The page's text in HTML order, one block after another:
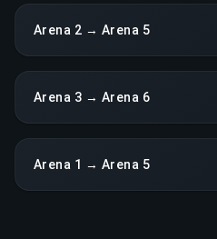
Arena 2 → Arena 5
Arena 3 → Arena 6
Arena 1 → Arena 5